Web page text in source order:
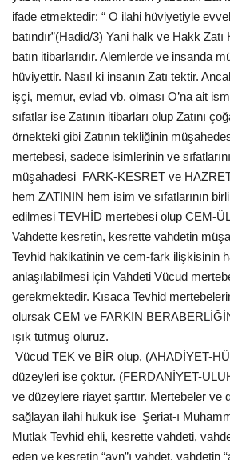
ifade etmektedir: “ O ilahi hüviyetiyle
batındır”(Hadid/3) Yani halk ve Hakk
batın itibarlarıdır. Alemlerde ve insanda
hüviyettir. Nasıl ki insanın Zatı tektir.
işçi, memur, evlad vb. olması O’na ait
sıfatlar ise Zatının itibarları olup Zatını
örnekteki gibi Zatının tekliğinin
mertebesi, sadece isimlerinin ve
müşahadesi FARK-KESRET ve
hem ZATININ hem isim ve sıfatlarının
edilmesi TEVHİD mertebesi olup CEM-
Vahdette kesretin, kesrette vahdetin
Tevhid hakikatinin ve cem-fark ilişkisinin
anlaşılabilmesi için Vahdeti Vücud
gerekmektedir. Kısaca Tevhid
olursak CEM ve FARKIN
ışık tutmuş oluruz.
Vücud TEK ve BİR olup, (AHADİYET-
düzeyleri ise çoktur. (FERDANİYET-
ve düzeylere riayet şarttır. Mertebeler ve
sağlayan ilahi hukuk ise Şeriat-ı
Mutlak Tevhid ehli, kesrette vahdeti,
eden ve kesretin “ayn”ı vahdet, vahdetin